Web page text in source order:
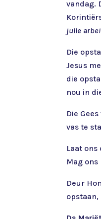
vandag.
julle
Die
Jesus
die
nou in
Die
vas te
Laat
Mag
Deur
opstaan,